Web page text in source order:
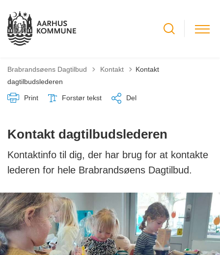
Brabrandsøens Dagtilbud Tilbage til
Kontakt
Kontakt
dagtilbudslederen
Print Forstør tekst Del
Kontakt dagtilbudslederen
Kontaktinfo til dig, der har brug for at kontakte
lederen for hele Brabrandsøens Dagtilbud.